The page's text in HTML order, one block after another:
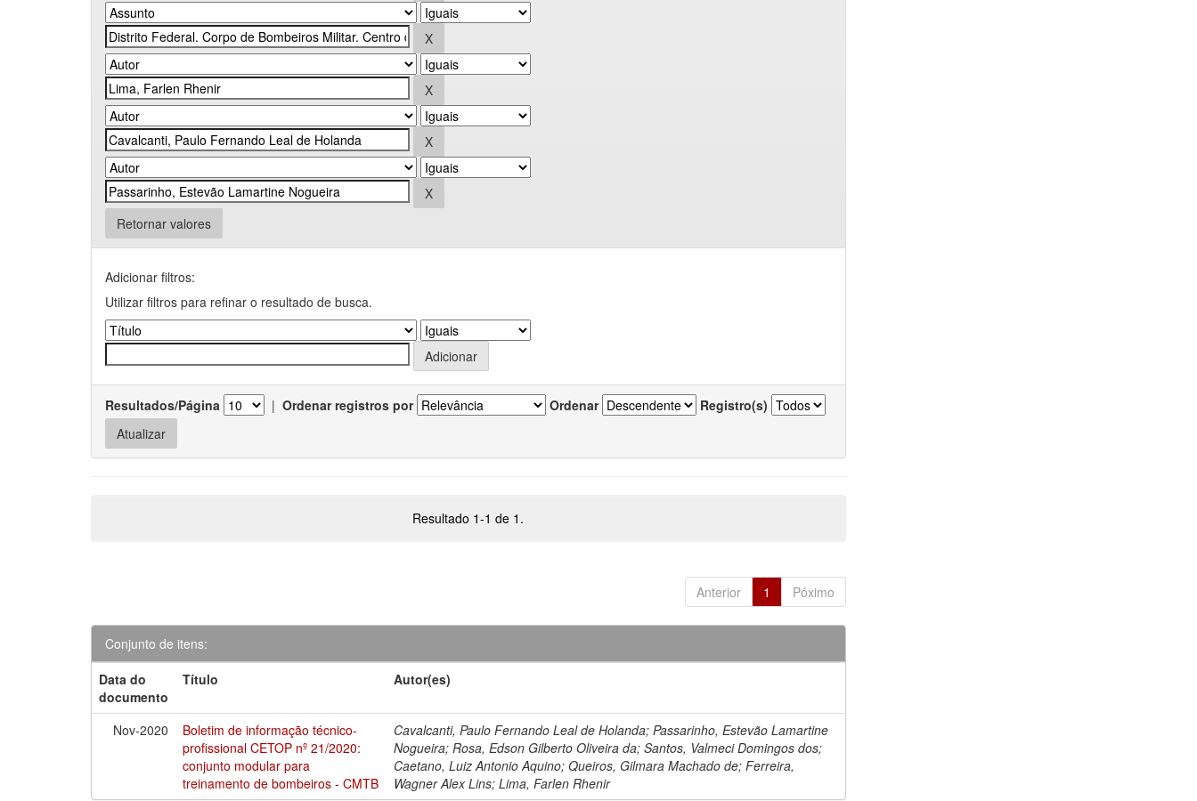
Retornar valores
Adicionar filtros:
Utilizar filtros para refinar o resultado de busca.
Resultados/Página | Ordenar registros por Ordenar Registro(s)
Resultado 1-1 de 1.
Anterior 1 Póximo
Conjunto de itens:
Data do
documento
Título Autor(es)
Nov-2020
Boletim de informação técnico-
profissional CETOP nº 21/2020:
conjunto modular para
treinamento de bombeiros - CMTB
Cavalcanti, Paulo Fernando Leal de Holanda; Passarinho, Estevão Lamartine
Nogueira; Rosa, Edson Gilberto Oliveira da; Santos, Valmeci Domingos dos;
Caetano, Luiz Antonio Aquino; Queiros, Gilmara Machado de; Ferreira,
Wagner Alex Lins; Lima, Farlen Rhenir